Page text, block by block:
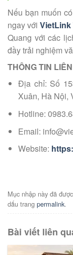
Nếu bạn muốn
ngay với VietLink
Quang với các
đầy trải nghiệm
THÔNG TIN
Địa chỉ: Số
Xuân, Hà Nội,
Hotline:
Email:
Website:
Mục nhập này đã
dấu trang permalink.
Bài viết liên